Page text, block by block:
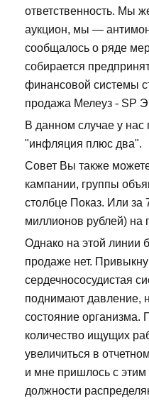
ответственность. Мы
аукцион, мы —
сообщалось о ряде
собирается
финансовой системы
продажа Мелеуз - SP
В данном случае у нас
"инфляция плюс два".
Совет Вы также
кампании, группы
столбце Показ. Или за
миллионов рублей) на
Однако на этой линии
продаже нет.
сердечнососудистая
поднимают давление,
состояние организма.
количество ищущих
увеличиться в
и мне пришлось с этим
должности